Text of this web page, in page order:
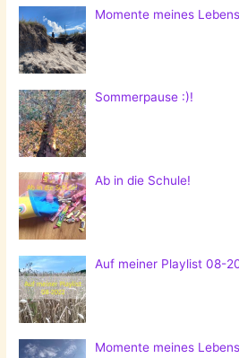
Momente meines
Sommerpause :)!
Ab in die Schule!
Auf meiner Playlist 08-
Momente meines